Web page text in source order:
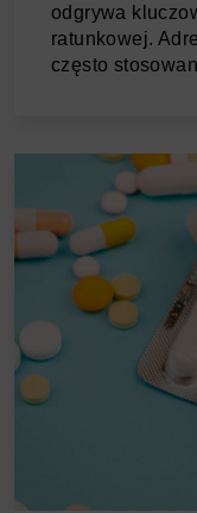
odgrywa
ratunkowej.
często